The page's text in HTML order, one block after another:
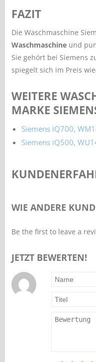
FAZIT
Die Waschmaschine
Waschmaschine und
Sie gehört bei Siemens
spiegelt sich im Preis
WEITERE
MARKE
Siemens iQ700,
Siemens iQ500,
WIE ANDERE
Be the first to leave a
JETZT BEWERTEN!